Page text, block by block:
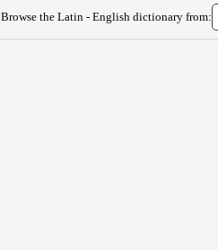
Browse the Latin - English dictionary from: